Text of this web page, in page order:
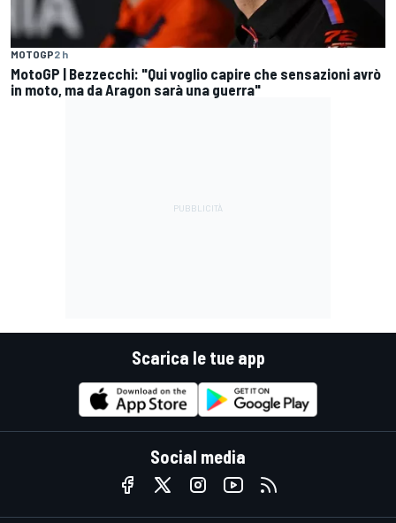
MOTOGP2 h
MotoGP | Bezzecchi: "Qui voglio capire che sensazioni avrò
in moto, ma da Aragon sarà una guerra"
Scarica le tue app
Social media